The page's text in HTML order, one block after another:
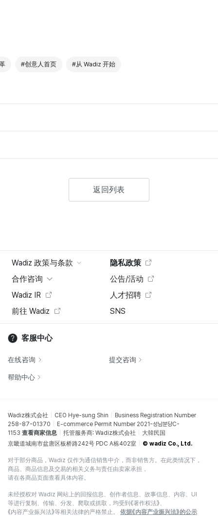
#创意人首页 #从 Wadiz 开始
返回列表
Wadiz 政策与条款
隐私政策
合作咨询
公告/活动
Wadiz IR
人才招聘
前往 Wadiz
SNS
客服中心
在线咨询 提交咨询
帮助中心
Wadiz株式会社 CEO Hye-sung Shin
Business Registration Number
258-87-01370
E-commerce Permit Number 2021-성남분당C-
1153 查看商家信息 托管服务商: Wadiz株式会社
大韓民国
京畿道城南市盆唐区板桥路242号 PDC A栋402室
© wadiz Co., Ltd.
对于部分商品，Wadiz 仅作为通信销售中介，而非销售方。在此类情况下，
商品、商品信息及交易的相关义务与责任由卖家承担，
请在各商品页面查看具体内容。
未经授权对 Wadiz 网站上的回报信息、创作者信息、故事信息、内容、UI
等进行复制、传输、分发、爬取或抓取，均受到《著作权法》、
《内容产业振兴法》等相关法律的严格禁止。
依据《内容产业振兴法》的公示